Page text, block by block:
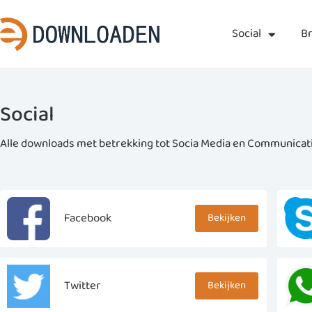
Social
Social
Alle downloads met betrekking tot Socia Media en
Facebook Bekijken
Twitter Bekijken